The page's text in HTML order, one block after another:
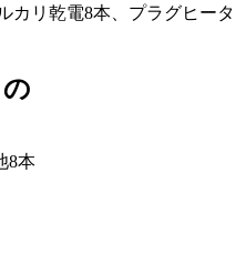
カリ乾電8本、プラグヒータ
8本